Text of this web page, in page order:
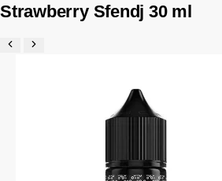
Strawberry Sfendj 30 ml